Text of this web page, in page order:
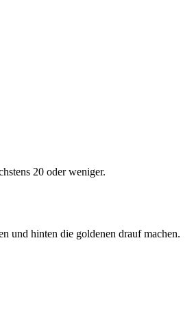
20 oder weniger.
und hinten die goldenen drauf machen.